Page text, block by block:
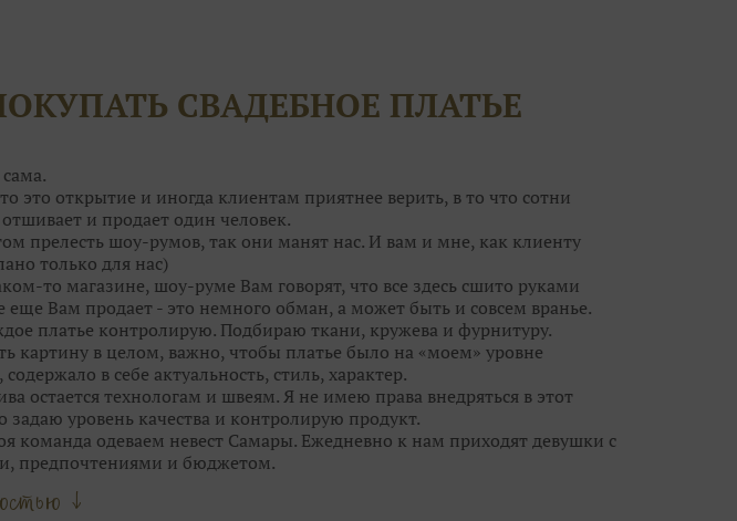
сложный выбор и даже сберегут ваши силы!
не была скучной, угостят воздушным шампанским и сладкими
в Дом Свадьбы за идеальным образом на свадьбу и приводите своих
поможем!
СВАДЕБНОЕ ПЛАТЬЕ
это открытие и иногда клиентам приятнее верить, в то что сотни
и продает один человек.
прелесть шоу-румов, так они манят нас. И вам и мне, как клиенту
только для нас)
то магазине, шоу-руме Вам говорят, что все здесь сшито руками
еще Вам продает - это немного обман, а может быть и совсем вранье.
платье контролирую. Подбираю ткани, кружева и фурнитуру.
картину в целом, важно, чтобы платье было на «моем» уровне
в себе актуальность, стиль, характер.
остается технологам и швеям. Я не имею права внедряться в этот
задаю уровень качества и контролирую продукт.
команда одеваем невест Самары. Ежедневно к нам приходят девушки с
предпочтениями и бюджетом.
меня видеть грань между потребностью реальных людей и фешн-
брендов.
↓